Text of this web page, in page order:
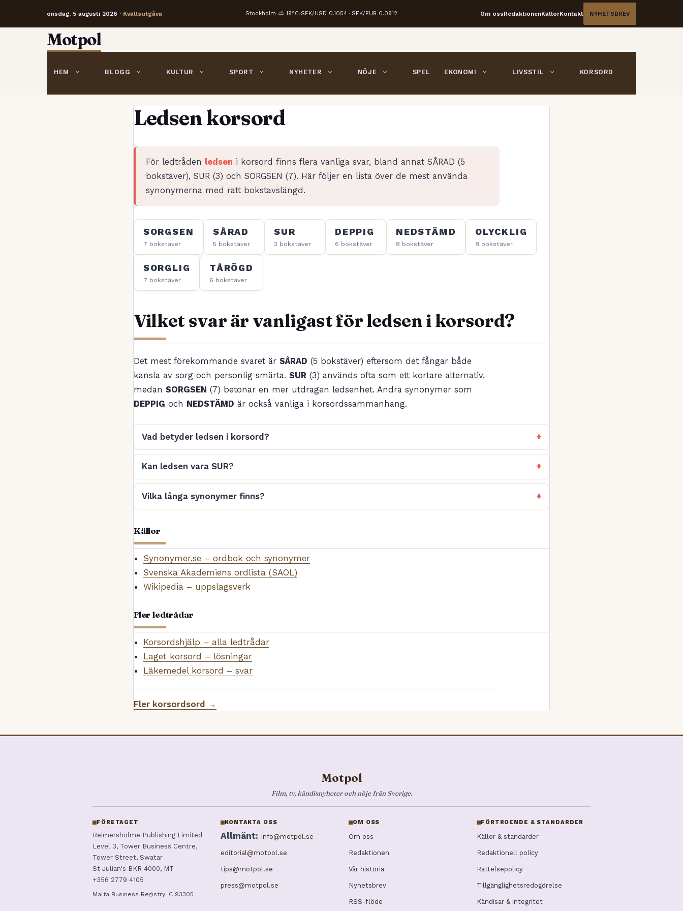
onsdag, 5 augusti 2026 · Kvällsutgåva Stockholm ⛅ 19°C SEK/USD 0.1054 · SEK/EUR 0.0912 Om ossRedaktionenKällorKontakt NYHETSBREV
Motpol
HEM BLOGG KULTUR SPORT NYHETER NÖJE SPEL EKONOMI LIVSSTIL KORSORD
Ledsen korsord
För ledtråden ledsen i korsord finns flera vanliga svar, bland annat SÅRAD (5
bokstäver), SUR (3) och SORGSEN (7). Här följer en lista över de mest använda
synonymerna med rätt bokstavslängd.
SORGSEN
7 bokstäver
SÅRAD
5 bokstäver
SUR
3 bokstäver
DEPPIG
6 bokstäver
NEDSTÄMD
8 bokstäver
OLYCKLIG
8 bokstäver
SORGLIG
7 bokstäver
TÅRÖGD
6 bokstäver
Vilket svar är vanligast för ledsen i korsord?
Det mest förekommande svaret är SÅRAD (5 bokstäver) eftersom det fångar både
känsla av sorg och personlig smärta. SUR (3) används ofta som ett kortare alternativ,
medan SORGSEN (7) betonar en mer utdragen ledsenhet. Andra synonymer som
DEPPIG och NEDSTÄMD är också vanliga i korsordssammanhang.
Vad betyder ledsen i korsord?
Kan ledsen vara SUR?
Vilka långa synonymer finns?
Källor
Synonymer.se – ordbok och synonymer
Svenska Akademiens ordlista (SAOL)
Wikipedia – uppslagsverk
Fler ledtrådar
Korsordshjälp – alla ledtrådar
Laget korsord – lösningar
Läkemedel korsord – svar
Fler korsordsord →
Motpol
Film, tv, kändisnyheter och nöje från Sverige.
FÖRETAGET
Reimersholme Publishing Limited
Level 3, Tower Business Centre,
Tower Street, Swatar
St Julian's BKR 4000, MT
+356 2779 4105
Malta Business Registry: C 93305
KONTAKTA OSS
Allmänt: info@motpol.se
editorial@motpol.se
tips@motpol.se
press@motpol.se
OM OSS
Om oss
Redaktionen
Vår historia
Nyhetsbrev
RSS-flöde
FÖRTROENDE & STANDARDER
Källor & standarder
Redaktionell policy
Rättelsepolicy
Tillgänglighetsredogörelse
Kändisar & integritet